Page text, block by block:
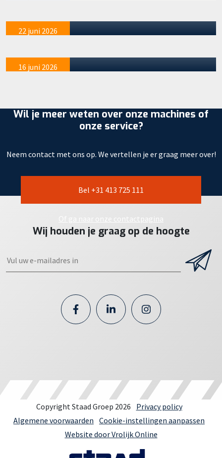
22 juni 2026
16 juni 2026
Wil je meer weten over onze machines of
onze service?
Neem contact met ons op. We vertellen je er graag meer over!
Bel +31 413 725 111
Of ga naar onze contactpagina
Wij houden je graag op de hoogte
Copyright Staad Groep 2026
Privacy policy
Algemene voorwaarden Cookie-instellingen aanpassen
Website door Vrolijk Online